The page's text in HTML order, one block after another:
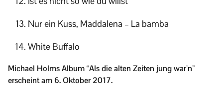
Nur ein Kuss, Maddalena – La bamba
White Buffalo
Michael Holms Album “Als die alten Zeiten jung war’n”
erscheint am 6. Oktober 2017.